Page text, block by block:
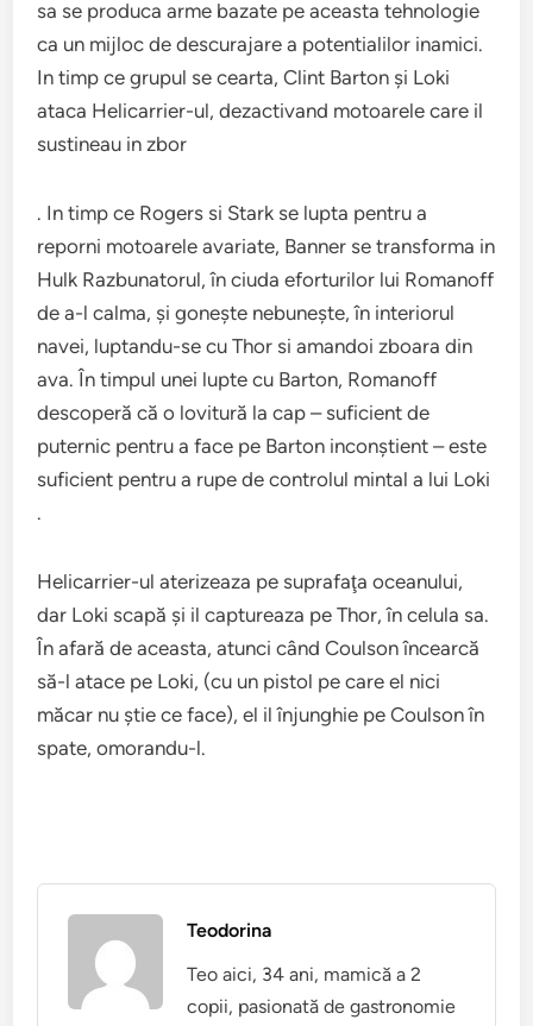
sa se produca arme bazate pe aceasta tehnologie
ca un mijloc de descurajare a potentialilor inamici.
In timp ce grupul se cearta, Clint Barton şi Loki
ataca Helicarrier-ul, dezactivand motoarele care il
sustineau in zbor
. In timp ce Rogers si Stark se lupta pentru a
reporni motoarele avariate, Banner se transforma in
Hulk Razbunatorul, în ciuda eforturilor lui Romanoff
de a-l calma, şi goneşte nebuneşte, în interiorul
navei, luptandu-se cu Thor si amandoi zboara din
ava. În timpul unei lupte cu Barton, Romanoff
descoperă că o lovitură la cap – suficient de
puternic pentru a face pe Barton inconştient – este
suficient pentru a rupe de controlul mintal a lui Loki
.
Helicarrier-ul aterizeaza pe suprafaţa oceanului,
dar Loki scapă şi il captureaza pe Thor, în celula sa.
În afară de aceasta, atunci când Coulson încearcă
să-l atace pe Loki, (cu un pistol pe care el nici
măcar nu ştie ce face), el il înjunghie pe Coulson în
spate, omorandu-l.
Teodorina
Teo aici, 34 ani, mamică a 2
copii, pasionată de gastronomie